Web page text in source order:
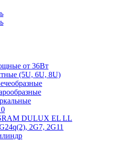
от 36Вт
(5U, 6U, 8U)
DULUX EL LL
2G7, 2G11